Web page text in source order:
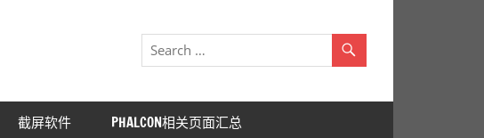
截屏软件 PHALCON相关页面汇总